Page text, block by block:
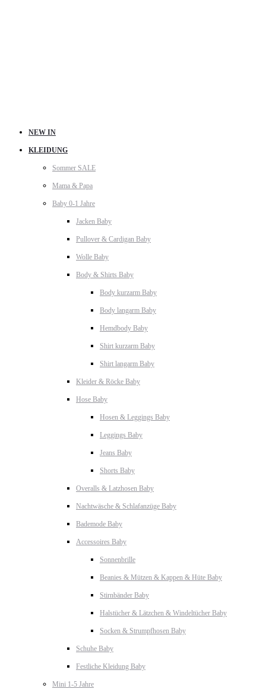
NEW IN
KLEIDUNG
Sommer SALE
Mama & Papa
Baby 0-1 Jahre
Jacken Baby
Pullover & Cardigan Baby
Wolle Baby
Body & Shirts Baby
Body kurzarm Baby
Body langarm Baby
Hemdbody Baby
Shirt kurzarm Baby
Shirt langarm Baby
Kleider & Röcke Baby
Hose Baby
Hosen & Leggings Baby
Leggings Baby
Jeans Baby
Shorts Baby
Overalls & Latzhosen Baby
Nachtwäsche & Schlafanzüge Baby
Bademode Baby
Accessoires Baby
Sonnenbrille
Beanies & Mützen & Kappen & Hüte Baby
Stirnbänder Baby
Halstücher & Lätzchen & Windeltücher Baby
Socken & Strumpfhosen Baby
Schuhe Baby
Festliche Kleidung Baby
Mini 1-5 Jahre